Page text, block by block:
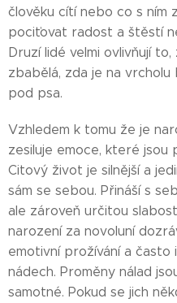
člověku cítí nebo co s ním
pociťovat radost a štěstí
Druzí lidé velmi ovlivňují
zbabělá, zda je na
pod psa.
Vzhledem k tomu že je
zesiluje emoce, které jsou
Citový život je silnější a
sám se sebou. Přináší s
ale zároveň určitou
narození za novoluní
emotivní prožívání a často
nádech. Proměny nálad
samotné. Pokud se jich